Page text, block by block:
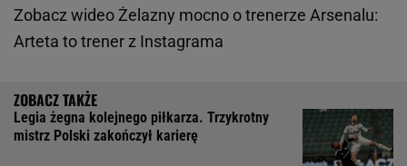
Zobacz wideo Żelazny mocno o trenerze Arsenalu:
Arteta to trener z Instagrama
Legia żegna kolejnego piłkarza. Trzykrotny
mistrz Polski zakończył karierę